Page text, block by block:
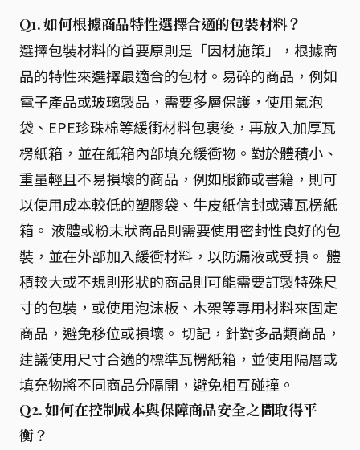
Q1. 如何根據商品特性選擇合適的包裝材料？
選擇包裝材料的首要原則是「因材施策」，根據商
品的特性來選擇最適合的包材。易碎的商品，例如
電子產品或玻璃製品，需要多層保護，使用氣泡
袋、EPE珍珠棉等緩衝材料包裹後，再放入加厚瓦
楞紙箱，並在紙箱內部填充緩衝物。對於體積小、
重量輕且不易損壞的商品，例如服飾或書籍，則可
以使用成本較低的塑膠袋、牛皮紙信封或薄瓦楞紙
箱。 液體或粉末狀商品則需要使用密封性良好的包
裝，並在外部加入緩衝材料，以防漏液或受損。 體
積較大或不規則形狀的商品則可能需要訂製特殊尺
寸的包裝，或使用泡沫板、木架等專用材料來固定
商品，避免移位或損壞。 切記，針對多品類商品，
建議使用尺寸合適的標準瓦楞紙箱，並使用隔層或
填充物將不同商品分隔開，避免相互碰撞。
Q2. 如何在控制成本與保障商品安全之間取得平
衡？